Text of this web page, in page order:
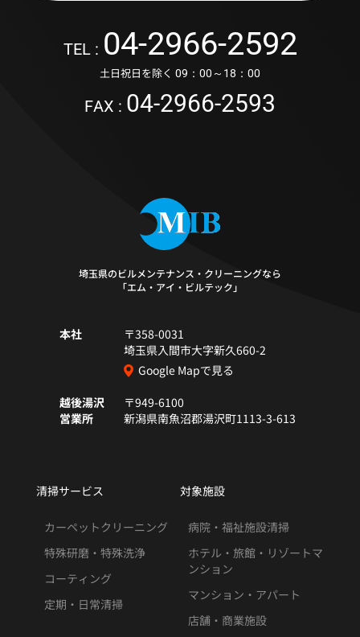
TEL : 04-2966-2592
土日祝日を除く 09：00～18：00
FAX : 04-2966-2593
埼玉県のビルメンテナンス・クリーニングなら
「エム・アイ・ビルテック」
本社
〒358-0031
埼玉県入間市大字新久660-2
Google Mapで見る
越後湯沢
営業所
〒949-6100
新潟県南魚沼郡湯沢町1113-3-613
清掃サービス
カーペットクリーニング
特殊研磨・特殊洗浄
コーティング
定期・日常清掃
対象施設
病院・福祉施設清掃
ホテル・旅館・リゾートマ
ンション
マンション・アパート
店舗・商業施設